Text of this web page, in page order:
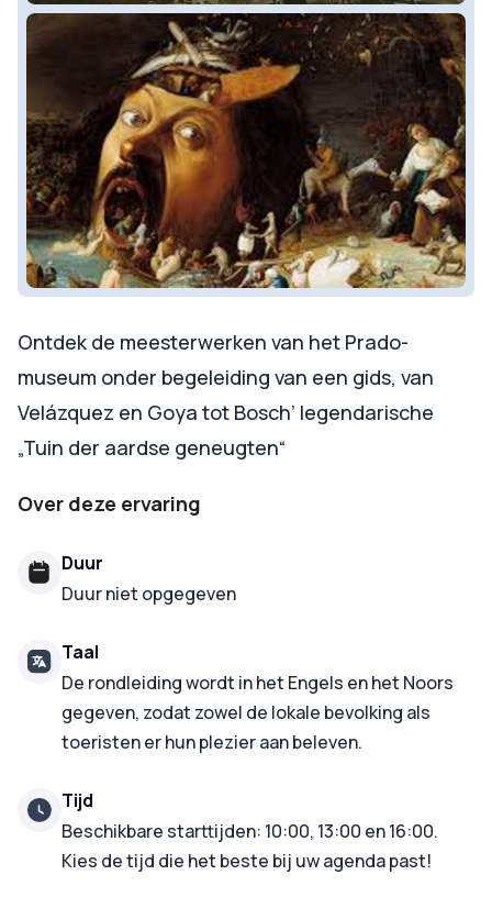
Ontdek de meesterwerken van het Prado-
museum onder begeleiding van een gids, van
Velázquez en Goya tot Bosch’ legendarische
„Tuin der aardse geneugten“
Over deze ervaring
Duur
Duur niet opgegeven
Taal
De rondleiding wordt in het Engels en het Noors
gegeven, zodat zowel de lokale bevolking als
toeristen er hun plezier aan beleven.
Tijd
Beschikbare starttijden: 10:00, 13:00 en 16:00.
Kies de tijd die het beste bij uw agenda past!